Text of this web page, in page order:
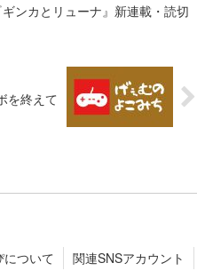
ンカとリューナ』新連載・読切
を終えて
について 関連SNSアカウント